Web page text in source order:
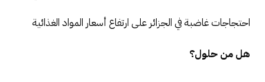
احتجاجات غاضبة في الجزائر على ارتفاع أسعار المواد الغذائية
هل من حلول؟